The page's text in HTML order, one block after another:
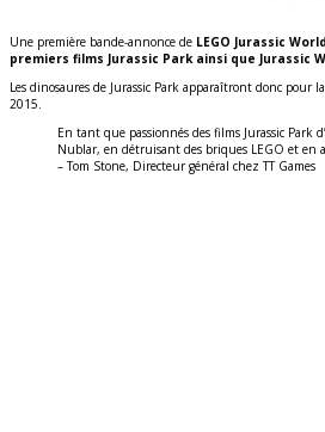
Une première bande-annonce de LEGO Jurassic World
premiers films Jurassic Park ainsi que Jurassic
Les dinosaures de Jurassic Park apparaîtront donc pour
2015.
En tant que passionnés des films Jurassic Park
Nublar, en détruisant des briques LEGO et en
– Tom Stone, Directeur général chez TT Games